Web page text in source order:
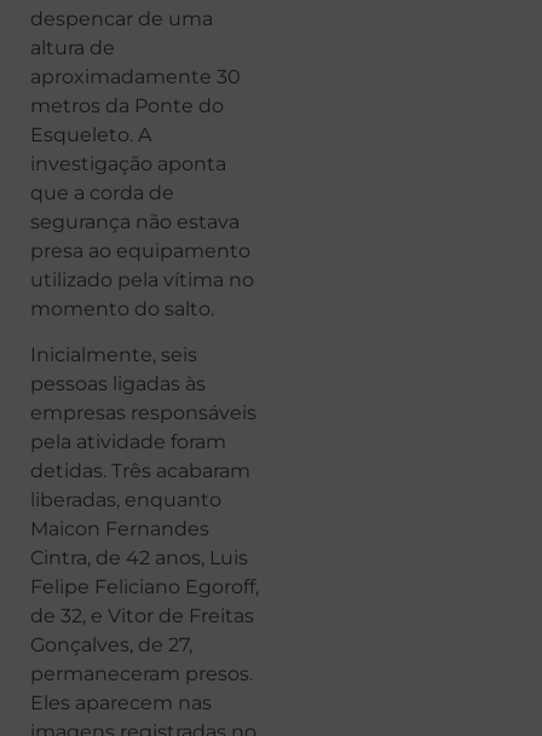
despencar de uma
altura de
aproximadamente 30
metros da Ponte do
Esqueleto. A
investigação aponta
que a corda de
segurança não estava
presa ao equipamento
utilizado pela vítima no
momento do salto.
Inicialmente, seis
pessoas ligadas às
empresas responsáveis
pela atividade foram
detidas. Três acabaram
liberadas, enquanto
Maicon Fernandes
Cintra, de 42 anos, Luis
Felipe Feliciano Egoroff,
de 32, e Vitor de Freitas
Gonçalves, de 27,
permaneceram presos.
Eles aparecem nas